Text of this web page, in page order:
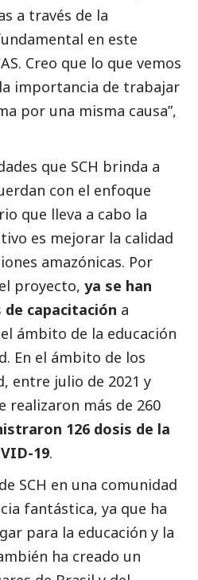
a través de la
en este
Creo que lo que vemos
importancia de trabajar
por una misma causa”,
que SCH brinda a
con el enfoque
que lleva a cabo la
es mejorar la calidad
amazónicas. Por
proyecto, ya se han
capacitación a
ámbito de la educación
En el ámbito de los
entre julio de 2021 y
realizaron más de 260
126 dosis de la
19.
SCH en una comunidad
fantástica, ya que ha
para la educación y la
ha creado un